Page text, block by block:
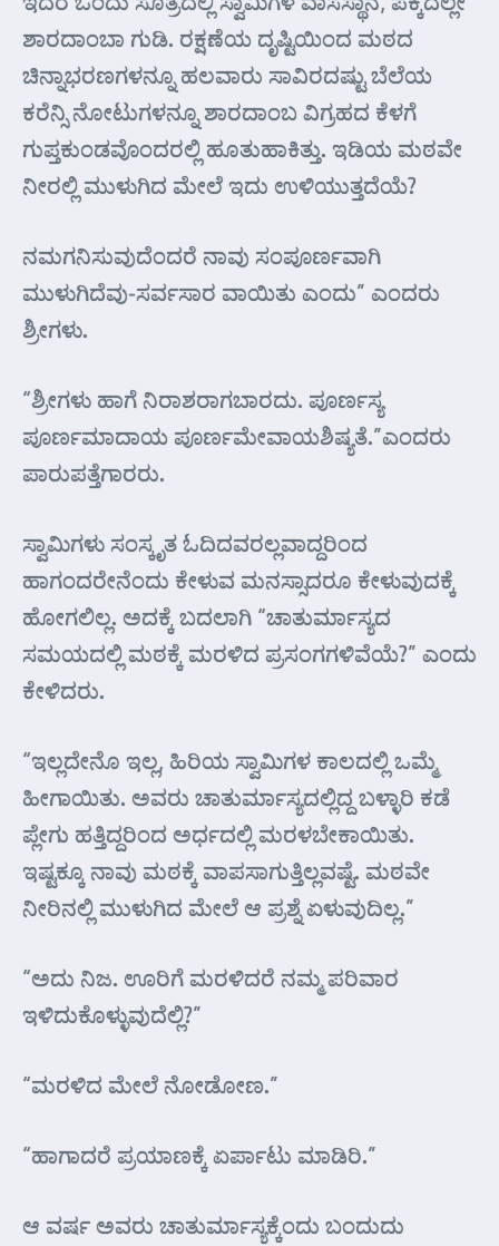
ಶಾರದಾಂಬಾ ಗುಡಿ. ರಕ್ಷಣೆಯ ದೃಷ್ಟಿಯಿಂದ ಮಠದ
ಚಿನ್ನಾಭರಣಗಳನ್ನೂ ಹಲವಾರು ಸಾವಿರದಷ್ಟು ಬೆಲೆಯ
ಕರೆನ್ಸಿ ನೋಟುಗಳನ್ನೂ ಶಾರದಾಂಬ ವಿಗ್ರಹದ ಕೆಳಗೆ
ಗುಪ್ತಕುಂಡವೊಂದರಲ್ಲಿ ಹೂತುಹಾಕಿತ್ತು. ಇಡಿಯ ಮಠವೇ
ನೀರಲ್ಲಿ ಮುಳುಗಿದ ಮೇಲೆ ಇದು ಉಳಿಯುತ್ತದೆಯೆ?
ನಮಗನಿಸುವುದೆಂದರೆ ನಾವು ಸಂಪೂರ್ಣವಾಗಿ
ಮುಳುಗಿದೆವು-ಸರ್ವಸಾರ ವಾಯಿತು ಎಂದು” ಎಂದರು
ಶ್ರೀಗಳು.
“ಶ್ರೀಗಳು ಹಾಗೆ ನಿರಾಶರಾಗಬಾರದು. ಪೂರ್ಣಸ್ಯ
ಪೂರ್ಣಮಾದಾಯ ಪೂರ್ಣಮೇವಾಯಶಿಷ್ಯತೆ.”ಎಂದರು
ಪಾರುಪತ್ತೆಗಾರರು.
ಸ್ವಾಮಿಗಳು ಸಂಸ್ಕೃತ ಓದಿದವರಲ್ಲವಾದ್ದರಿಂದ
ಹಾಗಂದರೇನೆಂದು ಕೇಳುವ ಮನಸ್ಸಾದರೂ ಕೇಳುವುದಕ್ಕೆ
ಹೋಗಲಿಲ್ಲ. ಅದಕ್ಕೆ ಬದಲಾಗಿ “ಚಾತುರ್ಮಾಸ್ಯದ
ಸಮಯದಲ್ಲಿ ಮಠಕ್ಕೆ ಮರಳಿದ ಪ್ರಸಂಗಗಳಿವೆಯೆ?” ಎಂದು
ಕೇಳಿದರು.
“ಇಲ್ಲದೇನೊ ಇಲ್ಲ, ಹಿರಿಯ ಸ್ವಾಮಿಗಳ ಕಾಲದಲ್ಲಿ ಒಮ್ಮೆ
ಹೀಗಾಯಿತು. ಅವರು ಚಾತುರ್ಮಾಸ್ಯದಲ್ಲಿದ್ದ ಬಳ್ಳಾರಿ ಕಡೆ
ಪ್ಲೇಗು ಹತ್ತಿದ್ದರಿಂದ ಅರ್ಧದಲ್ಲಿ ಮರಳಬೇಕಾಯಿತು.
ಇಷ್ಟಕ್ಕೂ ನಾವು ಮಠಕ್ಕೆ ವಾಪಸಾಗುತ್ತಿಲ್ಲವಷ್ಟೆ. ಮಠವೇ
ನೀರಿನಲ್ಲಿ ಮುಳುಗಿದ ಮೇಲೆ ಆ ಪ್ರಶ್ನೆ ಏಳುವುದಿಲ್ಲ.”
“ಅದು ನಿಜ. ಊರಿಗೆ ಮರಳಿದರೆ ನಮ್ಮ ಪರಿವಾರ
ಇಳಿದುಕೊಳ್ಳುವುದೆಲ್ಲಿ?”
“ಮರಳಿದ ಮೇಲೆ ನೋಡೋಣ.”
“ಹಾಗಾದರೆ ಪ್ರಯಾಣಕ್ಕೆ ಏರ್ಪಾಟು ಮಾಡಿರಿ.”
ಆ ವರ್ಷ ಅವರು ಚಾತುರ್ಮಾಸ್ಯಕ್ಕೆಂದು ಬಂದುದು